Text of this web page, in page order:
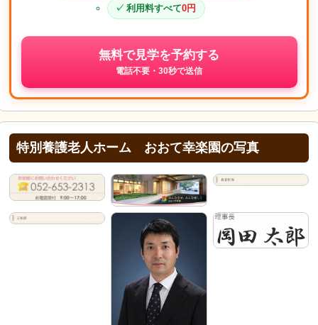
利用料すべて0円
無料で見学を予約する
電話不要・30秒で送信
特別養護老人ホーム おおて幸楽園の写真